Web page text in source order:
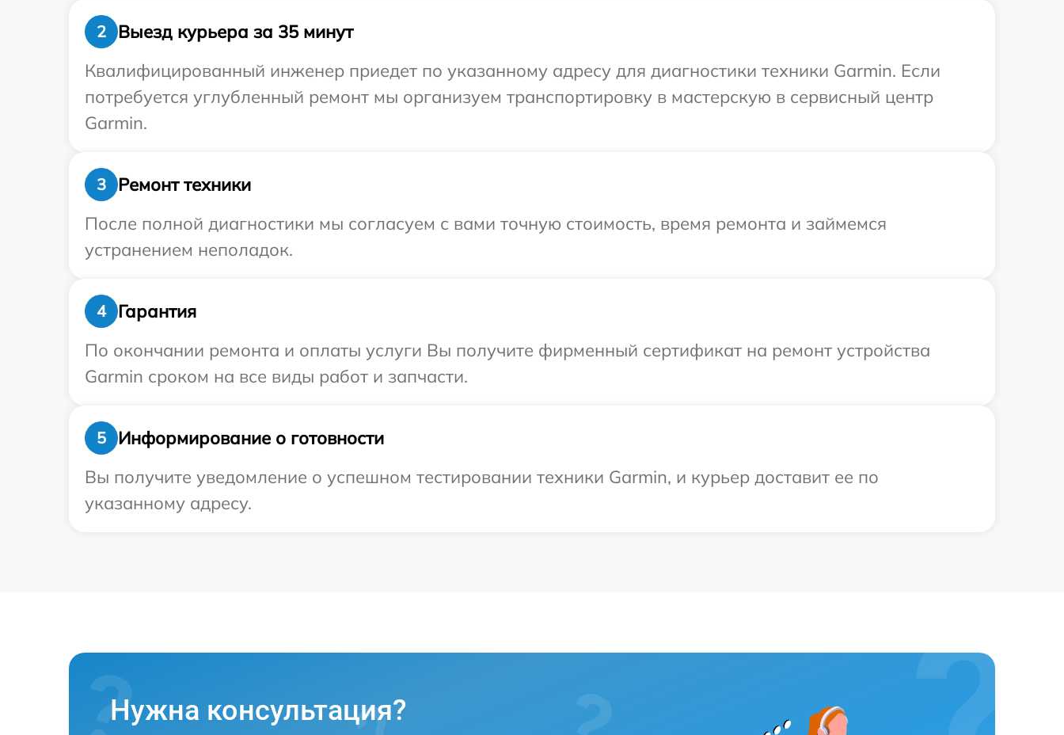
2
Выезд курьера за 35 минут
Квалифицированный инженер приедет по указанному адресу для диагностики техники Garmin. Если
потребуется углубленный ремонт мы организуем транспортировку в мастерскую в сервисный центр
Garmin.
3
Ремонт техники
После полной диагностики мы согласуем с вами точную стоимость, время ремонта и займемся
устранением неполадок.
4
Гарантия
По окончании ремонта и оплаты услуги Вы получите фирменный сертификат на ремонт устройства
Garmin сроком на все виды работ и запчасти.
5
Информирование о готовности
Вы получите уведомление о успешном тестировании техники Garmin, и курьер доставит ее по
указанному адресу.
Нужна консультация?